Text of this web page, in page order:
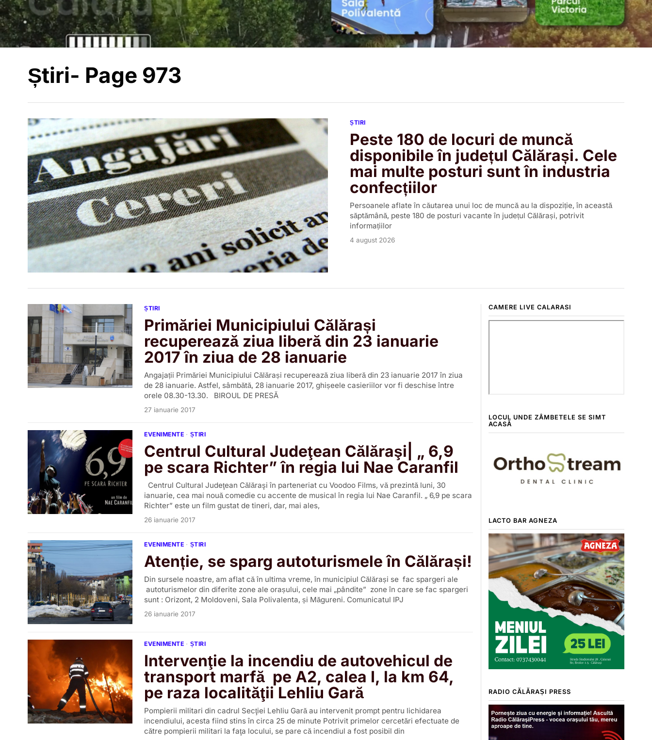
Știri- Page 973
ȘTIRI
Peste 180 de locuri de muncă
disponibile în județul Călărași. Cele
mai multe posturi sunt în industria
confecțiilor
Persoanele aflate în căutarea unui loc de muncă au la dispoziție, în această
săptămână, peste 180 de posturi vacante în județul Călărași, potrivit
informațiilor
4 august 2026
ȘTIRI
Primăriei Municipiului Călărași
recuperează ziua liberă din 23 ianuarie
2017 în ziua de 28 ianuarie
Angajații Primăriei Municipiului Călărași recuperează ziua liberă din 23 ianuarie 2017 în ziua
de 28 ianuarie. Astfel, sâmbătă, 28 ianuarie 2017, ghișeele casieriilor vor fi deschise între
orele 08.30-13.30. BIROUL DE PRESĂ
27 ianuarie 2017
EVENIMENTE · ȘTIRI
Centrul Cultural Judeţean Călăraşi| „ 6,9
pe scara Richter” în regia lui Nae Caranfil
Centrul Cultural Judeţean Călăraşi în parteneriat cu Voodoo Films, vă prezintă luni, 30
ianuarie, cea mai nouă comedie cu accente de musical în regia lui Nae Caranfil. „ 6,9 pe scara
Richter” este un film gustat de tineri, dar, mai ales,
26 ianuarie 2017
EVENIMENTE · ȘTIRI
Atenție, se sparg autoturismele în Călărași!
Din sursele noastre, am aflat că în ultima vreme, în municipiul Călărași se fac spargeri ale
autoturismelor din diferite zone ale orașului, cele mai „pândite” zone în care se fac spargeri
sunt : Orizont, 2 Moldoveni, Sala Polivalenta, și Măgureni. Comunicatul IPJ
26 ianuarie 2017
EVENIMENTE · ȘTIRI
Intervenţie la incendiu de autovehicul de
transport marfă pe A2, calea I, la km 64,
pe raza localităţii Lehliu Gară
Pompierii militari din cadrul Secţiei Lehliu Gară au intervenit prompt pentru lichidarea
incendiului, acesta fiind stins în circa 25 de minute Potrivit primelor cercetări efectuate de
către pompierii militari la faţa locului, se pare că incendiul a fost posibil din
CAMERE LIVE CALARASI
LOCUL UNDE ZÂMBETELE SE SIMT
ACASĂ
LACTO BAR AGNEZA
RADIO CĂLĂRAȘI PRESS